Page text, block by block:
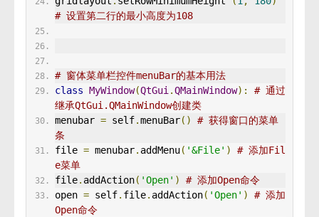
# 设置第二行的最小高度为108
# 窗体菜单栏控件menuBar的基本用法
class MyWindow(QtGui .QMainWindow):
# 通过
继承QtGui.QMainWindow创建类
menubar = self.menuBar()
# 获得窗口的菜单
条
file = menubar. addMenu( '&File' )
# 添加Fil
e菜单
file. addAction( 'Open' )
# 添加Open命令
open = self. file. addAction( 'Open' )
# 添加
Open命令